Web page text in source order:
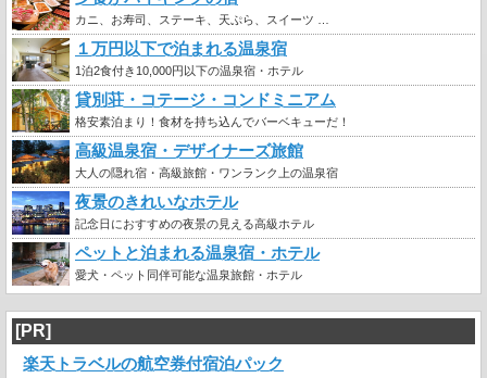
カニ、お寿司、ステーキ、天ぷら、スイーツ …
１万円以下で泊まれる温泉宿
1泊2食付き10,000円以下の温泉宿・ホテル
貸別荘・コテージ・コンドミニアム
格安素泊まり！食材を持ち込んでバーベキューだ！
高級温泉宿・デザイナーズ旅館
大人の隠れ宿・高級旅館・ワンランク上の温泉宿
夜景のきれいなホテル
記念日におすすめの夜景の見える高級ホテル
ペットと泊まれる温泉宿・ホテル
愛犬・ペット同伴可能な温泉旅館・ホテル
[PR]
楽天トラベルの航空券付宿泊パック